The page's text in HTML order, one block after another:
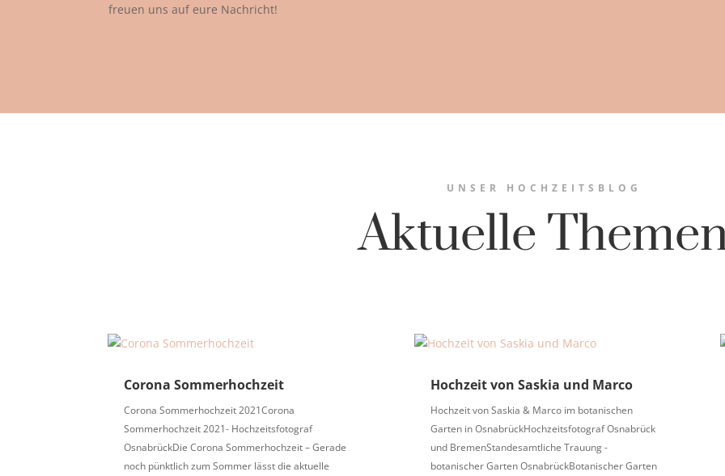
freuen uns auf eure Nachricht!
UNSER HOCHZEITSBLOG
Aktuelle
Corona Sommerhochzeit
Corona Sommerhochzeit 2021Corona
Sommerhochzeit 2021- Hochzeitsfotograf
OsnabrückDie Corona Sommerhochzeit – Gerade
noch pünktlich zum Sommer lässt die aktuelle
Hochzeit von Saskia und Marco
Hochzeit von Saskia & Marco im botanischen
Garten in OsnabrückHochzeitsfotograf Osnabrück
und BremenStandesamtliche Trauung -
botanischer Garten OsnabrückBotanischer Garten